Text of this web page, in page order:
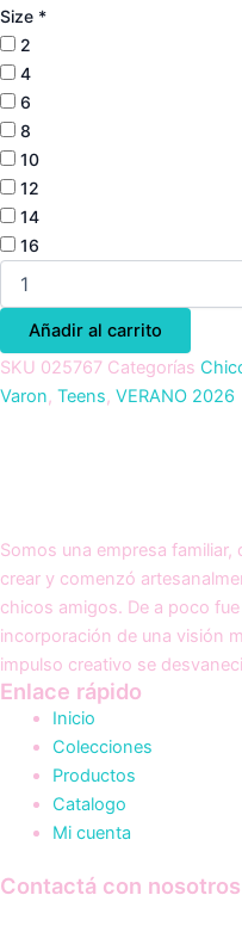
Size *
2
4
6
8
10
12
14
16
Añadir al carrito
SKU 025767 Categorías
Varon, Teens, VERANO 2026
Somos una empresa
crear y comenzó
chicos amigos. De a poco
incorporación de una visión
impulso creativo se
Enlace rápido
Inicio
Colecciones
Productos
Catalogo
Mi cuenta
Contactá con nosotros